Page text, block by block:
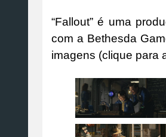
“Fallout” é uma
com a Bethesda
imagens (clique para